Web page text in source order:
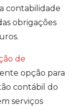
contabilidade
obrigações
de
opção para
contábil do
serviços